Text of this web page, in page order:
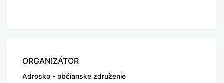
ORGANIZÁTOR
Adrosko - občianske združenie